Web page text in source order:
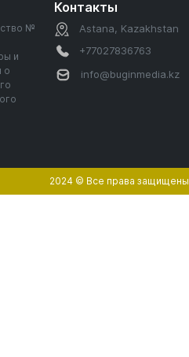
№
и
о
Контакты
Astana, Kazakhstan
+77027836763
info@buginmedia.kz
2024 © Все права защищены